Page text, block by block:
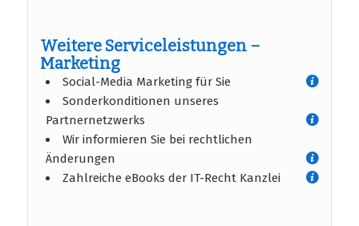
Weitere Serviceleistungen –
Marketing
Social-Media Marketing für Sie
Sonderkonditionen unseres
Partnernetzwerks
Wir informieren Sie bei rechtlichen
Änderungen
Zahlreiche eBooks der IT-Recht Kanzlei